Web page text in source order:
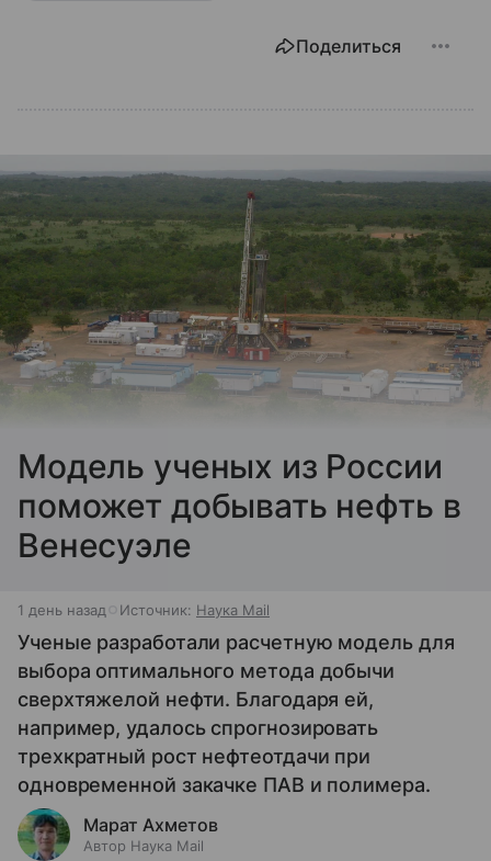
Поделиться
Модель ученых из России
поможет добывать нефть в
Венесуэле
1 день назад Источник: Наука Mail
Ученые разработали расчетную модель для
выбора оптимального метода добычи
сверхтяжелой нефти. Благодаря ей,
например, удалось спрогнозировать
трехкратный рост нефтеотдачи при
одновременной закачке ПАВ и полимера.
Марат Ахметов
Автор Наука Mail